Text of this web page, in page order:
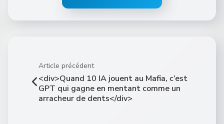
Article précédent
<div>Quand 10 IA jouent au Mafia, c’est
GPT qui gagne en mentant comme un
arracheur de dents</div>